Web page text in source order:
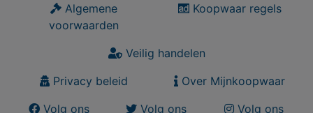
Algemene
voorwaarden
Koopwaar regels
Veilig handelen
Privacy beleid
Over Mijnkoopwaar
Volg ons
Volg ons Volg ons